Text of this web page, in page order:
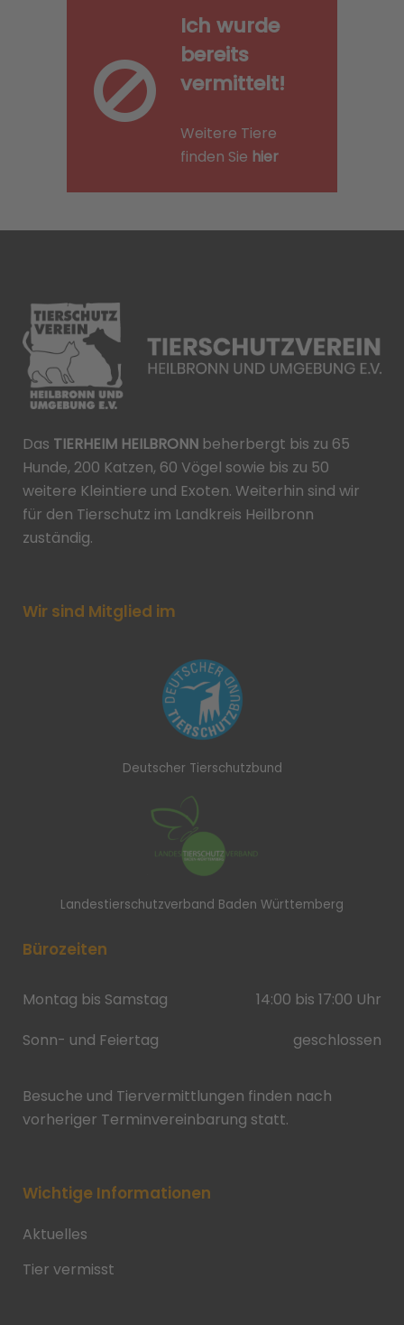
Ich wurde
bereits
vermittelt!
Weitere Tiere
finden Sie hier
Das TIERHEIM HEILBRONN beherbergt bis zu 65
Hunde, 200 Katzen, 60 Vögel sowie bis zu 50
weitere Kleintiere und Exoten. Weiterhin sind wir
für den Tierschutz im Landkreis Heilbronn
zuständig.
Wir sind Mitglied im
Deutscher Tierschutzbund
Landestierschutzverband Baden Württemberg
Bürozeiten
Montag bis Samstag
14:00 bis 17:00 Uhr
Sonn- und Feiertag
geschlossen
Besuche und Tiervermittlungen finden nach
vorheriger Terminvereinbarung statt.
Wichtige Informationen
Aktuelles
Tier vermisst